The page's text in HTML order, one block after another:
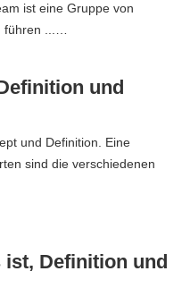
ist eine Gruppe von
führen ...…
und
und Definition. Eine
sind die verschiedenen
Definition und